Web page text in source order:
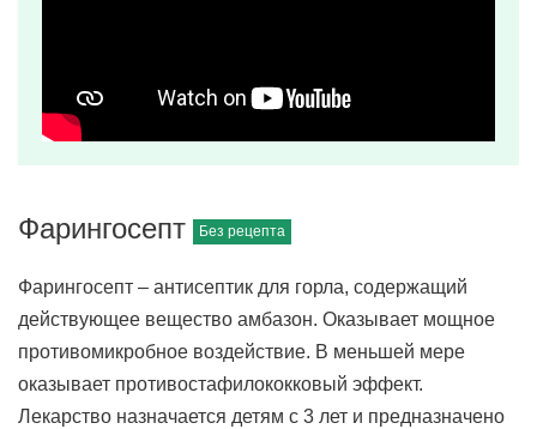
Фарингосепт
Фарингосепт – антисептик для горла, содержащий
действующее вещество амбазон. Оказывает мощное
противомикробное воздействие. В меньшей мере
оказывает противостафилококковый эффект.
Лекарство назначается детям с 3 лет и предназначено